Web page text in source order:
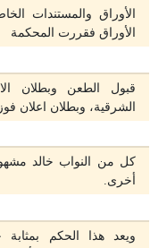
الأوراق والمستندات
الأوراق فقررت المحكمة
قبول الطعن وبطلان
الشرقية، وبطلان اعلان فوز
كل من النواب خالد
أخرى.
ويعد هذا الحكم